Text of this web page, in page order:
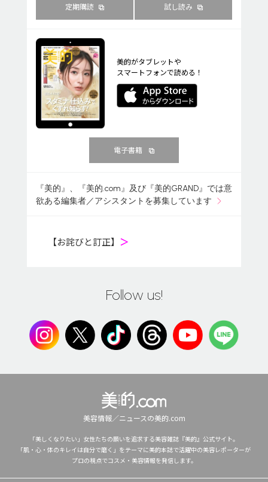
定期購読 試し読み
美的がタブレットや
スマートフォンで読める！
電子書籍
『美的』、『美的.com』及び『美的GRAND』では意
欲ある編集者／アシスタントを募集しています
【お詫びと訂正】 ＞
Follow us!
美容情報／ニュースの美的.com
「美しくなりたい」女性たちの願いを追求する美容雑誌『美的』公式サイト。
「肌・心・体のキレイは自分で磨く」をテーマに美的本誌で活躍中の美容レポーターが
プロの視点でコスメ・美容情報を発信します。